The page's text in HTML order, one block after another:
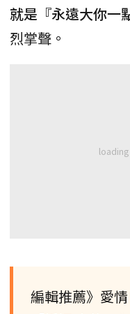
就是『永遠大你一
烈掌聲。
編輯推薦》愛